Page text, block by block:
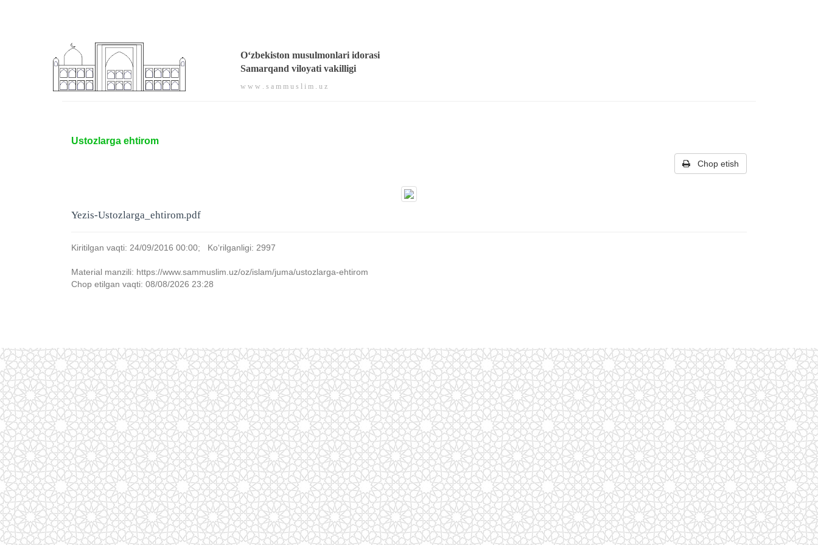
O‘zbekiston musulmonlari idorasi
Samarqand viloyati vakilligi
w w w . s a m m u s l i m . u z
Ustozlarga ehtirom
Chop etish
Yezis-Ustozlarga_ehtirom.pdf
Kiritilgan vaqti: 24/09/2016 00:00; Ko‘rilganligi: 2997
Material manzili: https://www.sammuslim.uz/oz/islam/juma/ustozlarga-ehtirom
Chop etilgan vaqti: 08/08/2026 23:28